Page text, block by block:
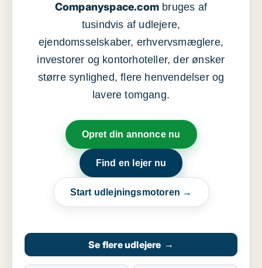
Companyspace.com bruges af
tusindvis af udlejere,
ejendomsselskaber, erhvervsmæglere,
investorer og kontorhoteller, der ønsker
større synlighed, flere henvendelser og
lavere tomgang.
Opret din annonce nu
Find en lejer nu
Start udlejningsmotoren →
Se flere udlejere →